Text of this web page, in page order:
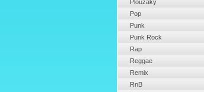
Ploužáky
Pop
Punk
Punk Rock
Rap
Reggae
Remix
RnB